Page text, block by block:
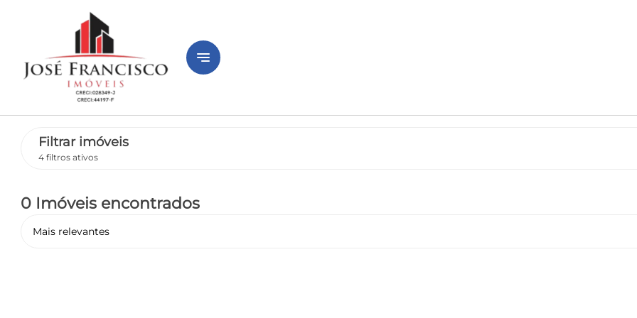
notes
Filtrar imóveis
4 filtros ativos
0 Imóveis encontrados
Mais relevantes